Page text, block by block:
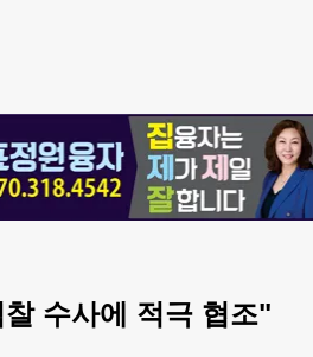
수사에 적극 협조"